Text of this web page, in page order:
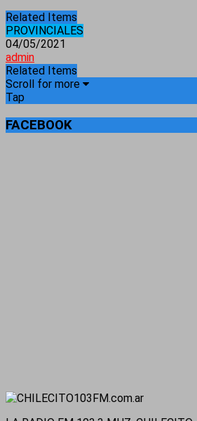
Related Items
PROVINCIALES
04/05/2021
admin
Related Items
Scroll for more
Tap
FACEBOOK